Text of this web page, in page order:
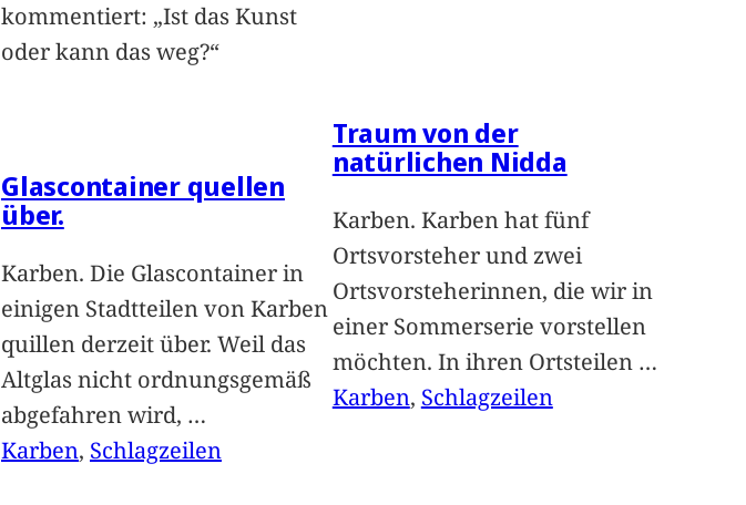
kommentiert: „Ist das Kunst
oder kann das weg?“
Glascontainer quellen
über.
Karben. Die Glascontainer in
einigen Stadtteilen von Karben
quillen derzeit über. Weil das
Altglas nicht ordnungsgemäß
abgefahren wird, …
Karben, Schlagzeilen
Traum von der
natürlichen Nidda
Karben. Karben hat fünf
Ortsvorsteher und zwei
Ortsvorsteherinnen, die wir in
einer Sommerserie vorstellen
möchten. In ihren Ortsteilen …
Karben, Schlagzeilen